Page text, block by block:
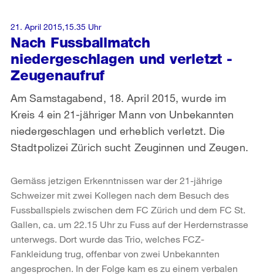
Nach Fussballmatch
niedergeschlagen und verletzt -
Zeugenaufruf
Am Samstagabend, 18. April 2015, wurde im
Kreis 4 ein 21-jähriger Mann von Unbekannten
niedergeschlagen und erheblich verletzt. Die
Stadtpolizei Zürich sucht Zeuginnen und Zeugen.
21. April 2015,15.35 Uhr
Gemäss jetzigen Erkenntnissen war der 21-jährige
Schweizer mit zwei Kollegen nach dem Besuch des
Fussballspiels zwischen dem FC Zürich und dem FC St.
Gallen, ca. um 22.15 Uhr zu Fuss auf der Herdernstrasse
unterwegs. Dort wurde das Trio, welches FCZ-
Fankleidung trug, offenbar von zwei Unbekannten
angesprochen. In der Folge kam es zu einem verbalen